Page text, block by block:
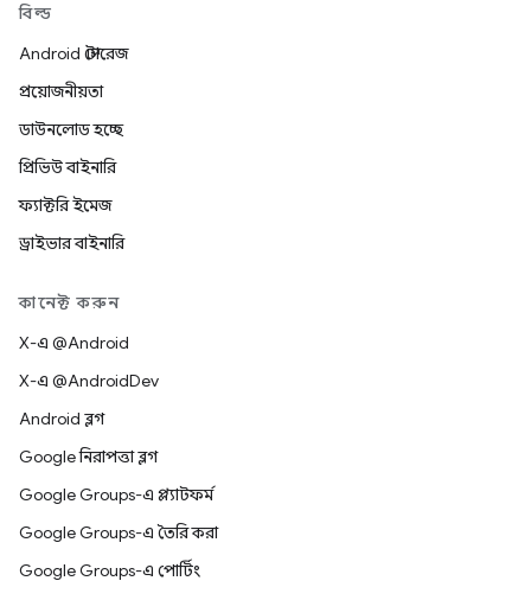
বিল্ড
Android স্টোরেজ
প্রয়োজনীয়তা
ডাউনলোড হচ্ছে
প্রিভিউ বাইনারি
ফ্যাক্টরি ইমেজ
ড্রাইভার বাইনারি
কানেক্ট করুন
X-এ @Android
X-এ @AndroidDev
Android ব্লগ
Google নিরাপত্তা ব্লগ
Google Groups-এ প্ল্যাটফর্ম
Google Groups-এ তৈরি করা
Google Groups-এ পোর্টিং